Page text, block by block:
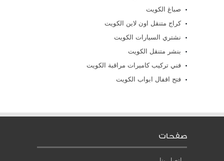
صباغ الكويت
كراج متنقل اون لاين الكويت
نشتري السيارات الكويت
بنشر متنقل الكويت
فني تركيب كاميرات مراقبة الكويت
فتح اقفال ابواب الكويت
صفحات